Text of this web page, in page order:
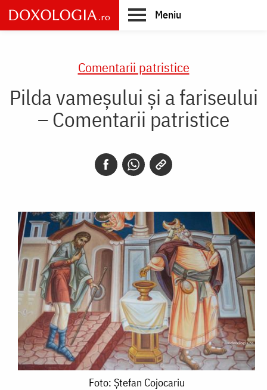
Skip
to
main
Meniu
Comentarii patristice
Pilda vameșului și a fariseului
– Comentarii patristice
Foto: Ștefan Cojocariu